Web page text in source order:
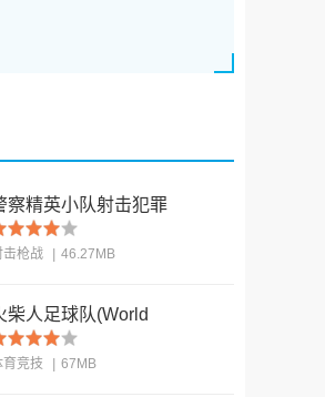
察精英小队射击犯罪
Police Fps
击枪战 46.27MB
柴人足球队(World
- Stickman
育竞技 67MB